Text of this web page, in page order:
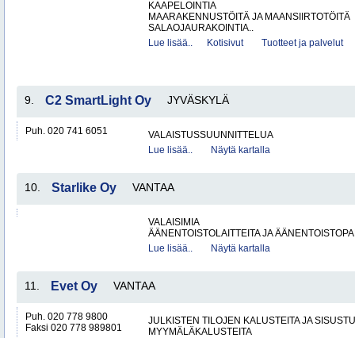
KAAPELOINTIA
MAARAKENNUSTÖITÄ JA MAANSIIRTOTÖITÄ
SALAOJAURAKOINTIA..
Lue lisää..
Kotisivut Tuotteet ja palvelut
9. C2 SmartLight Oy JYVÄSKYLÄ
Puh. 020 741 6051
VALAISTUSSUUNNITTELUA
Lue lisää..
Näytä kartalla
10. Starlike Oy VANTAA
VALAISIMIA
ÄÄNENTOISTOLAITTEITA JA
Lue lisää..
Näytä kartalla
11. Evet Oy VANTAA
Puh. 020 778 9800
Faksi 020 778 989801
JULKISTEN TILOJEN KALUSTEITA JA
MYYMÄLÄKALUSTEITA